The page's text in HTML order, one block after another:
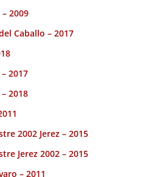
2009
Caballo – 2017
2017
2018
2002 Jerez – 2015
Jerez 2002 – 2015
– 2011